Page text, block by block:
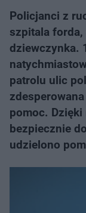
Policjanci z
szpitala forda,
dziewczynka.
patrolu ulic
pomoc.
bezpiecznie
udzielono